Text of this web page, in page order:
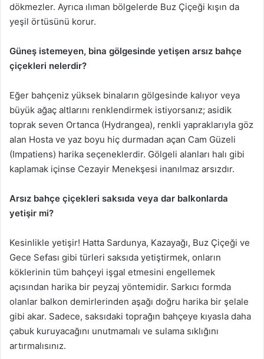
dökmezler. Ayrıca ılıman bölgelerde Buz Çiçeği kışın da
yeşil örtüsünü korur.
Güneş istemeyen, bina gölgesinde yetişen arsız bahçe
çiçekleri nelerdir?
Eğer bahçeniz yüksek binaların gölgesinde kalıyor veya
büyük ağaç altlarını renklendirmek istiyorsanız; asidik
toprak seven Ortanca (Hydrangea), renkli yapraklarıyla göz
alan Hosta ve yaz boyu hiç durmadan açan Cam Güzeli
(Impatiens) harika seçeneklerdir. Gölgeli alanları halı gibi
kaplamak içinse Cezayir Menekşesi inanılmaz arsızdır.
Arsız bahçe çiçekleri saksıda veya dar balkonlarda
yetişir mi?
Kesinlikle yetişir! Hatta Sardunya, Kazayağı, Buz Çiçeği ve
Gece Sefası gibi türleri saksıda yetiştirmek, onların
köklerinin tüm bahçeyi işgal etmesini engellemek
açısından harika bir peyzaj yöntemidir. Sarkıcı formda
olanlar balkon demirlerinden aşağı doğru harika bir şelale
gibi akar. Sadece, saksıdaki toprağın bahçeye kıyasla daha
çabuk kuruyacağını unutmamalı ve sulama sıklığını
artırmalısınız.